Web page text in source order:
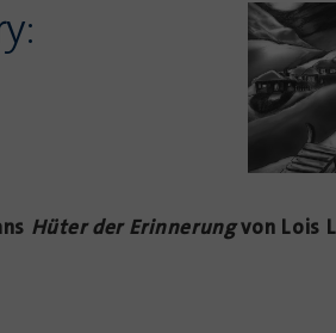
Hüter der Erinnerungvon Lois